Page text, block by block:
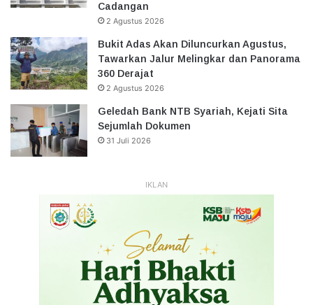
Cadangan
2 Agustus 2026
Bukit Adas Akan Diluncurkan Agustus,
Tawarkan Jalur Melingkar dan Panorama
360 Derajat
2 Agustus 2026
Geledah Bank NTB Syariah, Kejati Sita
Sejumlah Dokumen
31 Juli 2026
IKLAN